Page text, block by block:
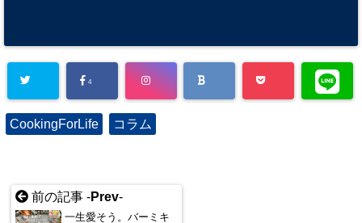
4
CookingForLife コラム
前の記事 -Prev-
一生愛そう。バーミキ